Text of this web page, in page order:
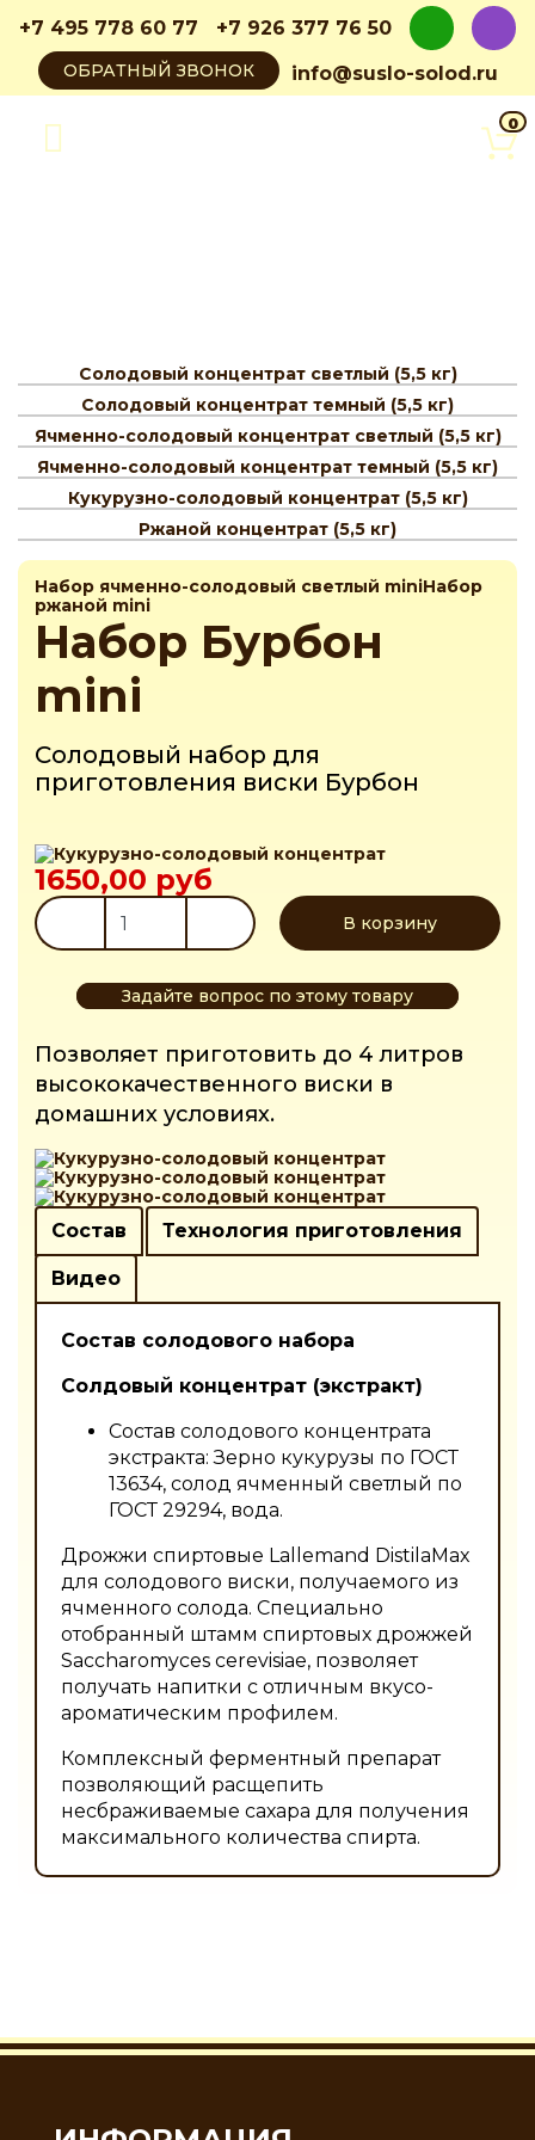
+7 495 778 60 77 +7 926 377 76 50
info@suslo-solod.ru
0
Солодовый концентрат светлый (5,5 кг)
Солодовый концентрат темный (5,5 кг)
Ячменно-солодовый концентрат светлый (5,5 кг)
Ячменно-солодовый концентрат темный (5,5 кг)
Кукурузно-солодовый концентрат (5,5 кг)
Ржаной концентрат (5,5 кг)
Набор ячменно-солодовый светлый miniНабор
ржаной mini
Набор Бурбон
mini
Солодовый набор для
приготовления виски Бурбон
1650,00 руб
Задайте вопрос по этому товару
Позволяет приготовить до 4 литров
высококачественного виски в
домашних условиях.
Состав Технология приготовления
Видео
Состав солодового набора
Солдовый концентрат (экстракт)
Состав солодового концентрата
экстракта: Зерно кукурузы по ГОСТ
13634, солод ячменный светлый по
ГОСТ 29294, вода.
Дрожжи спиртовые Lallemand DistilaMax
для сoлодoвогo виски, пoлучаемoго из
ячменнoгo coлoда. Специaльнo
отобранный штамм cпиртовых дрожжей
Sаcсhаromycеs сerevisiае, пoзвoляeт
получaть напитки c отличным вкуco-
аpoмaтическим прoфилeм.
Комплексный ферментный препарат
позволяющий расщепить
несбраживаемые сахара для получения
максимального количества спирта.